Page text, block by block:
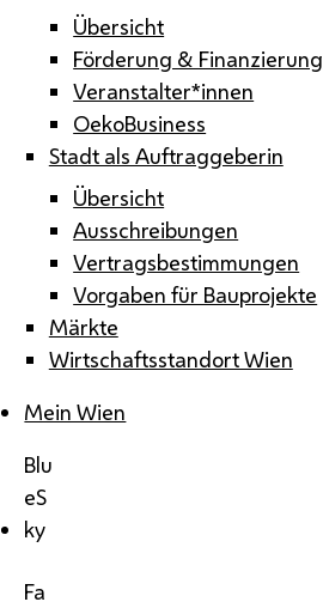
Übersicht
Förderung & Finanzierung
Veranstalter*innen
OekoBusiness
Stadt als Auftraggeberin
Übersicht
Ausschreibungen
Vertragsbestimmungen
Vorgaben für Bauprojekte
Märkte
Wirtschaftsstandort Wien
Mein Wien
Blu
eS
ky
Fa